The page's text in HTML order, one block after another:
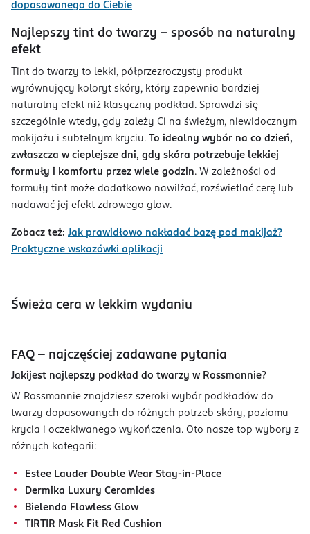
dopasowanego do Ciebie
Najlepszy tint do twarzy – sposób na naturalny
efekt
Tint do twarzy to lekki, półprzezroczysty produkt
wyrównujący koloryt skóry, który zapewnia bardziej
naturalny efekt niż klasyczny podkład. Sprawdzi się
szczególnie wtedy, gdy zależy Ci na świeżym, niewidocznym
makijażu i subtelnym kryciu.
To idealny wybór na co dzień,
zwłaszcza w cieplejsze dni, gdy skóra potrzebuje lekkiej
formuły i komfortu przez wiele godzin. W zależności od
formuły tint może dodatkowo nawilżać, rozświetlać cerę lub
nadawać jej efekt zdrowego glow.
Zobacz też: Jak prawidłowo nakładać bazę pod makijaż?
Praktyczne wskazówki aplikacji
Świeża cera w lekkim wydaniu
FAQ – najczęściej zadawane pytania
Jakijest najlepszy podkład do twarzy w Rossmannie?
W Rossmannie znajdziesz szeroki wybór podkładów do
twarzy dopasowanych do różnych potrzeb skóry, poziomu
krycia i oczekiwanego wykończenia. Oto nasze top wybory z
różnych kategorii:
Estee Lauder Double Wear Stay-in-Place
Dermika Luxury Ceramides
Bielenda Flawless Glow
TIRTIR Mask Fit Red Cushion